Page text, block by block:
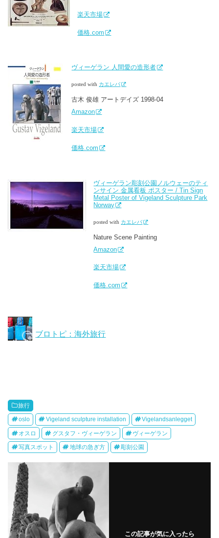
楽天市場
価格.com
ヴィーゲラン 人間愛の造形者
posted with カエレバ
古木 俊雄 アートデイズ 1998-04
Amazon
楽天市場
価格.com
ヴィーゲラン彫刻公園ノルウェーのティ
ンサイン 金属看板 ポスター / Tin Sign
Metal Poster of Vigeland Sculpture Park
Norway
posted with カエレバ
Nature Scene Painting
Amazon
楽天市場
価格.com
ブロトピ：海外旅行
旅行
oslo Vigeland sculpture installation Vigelandsanlegget
オスロ グスタフ・ヴィーゲラン ヴィーゲラン
写真スポット 地球の急ぎ方 彫刻公園
この記事が気に入ったら